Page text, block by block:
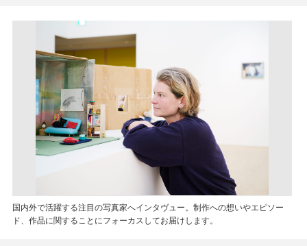
国内外で活躍する注目の写真家へインタヴュー。制作への想いやエピソー
ド、作品に関することにフォーカスしてお届けします。